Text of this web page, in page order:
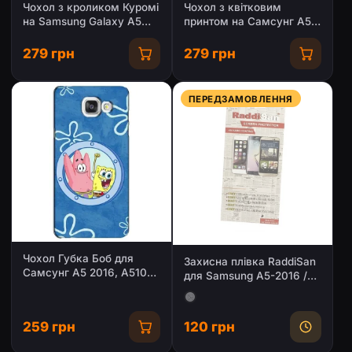
Чохол з кроликом Куромі
на Samsung Galaxy A5
279 грн
Чохол з квітковим
принтом на Самсунг A5
279 грн
Чохол Губка Боб для
Самсунг A5 2016, A5100,
259 грн
ПЕРЕДЗАМОВЛЕННЯ
Захисна плівка RaddiSan
для Samsung A5-2016 /
A5100 / A510F (матова на
задню панель)
120 грн